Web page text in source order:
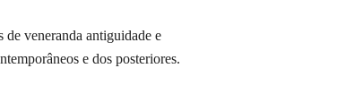
veneranda antiguidade e
e dos posteriores.